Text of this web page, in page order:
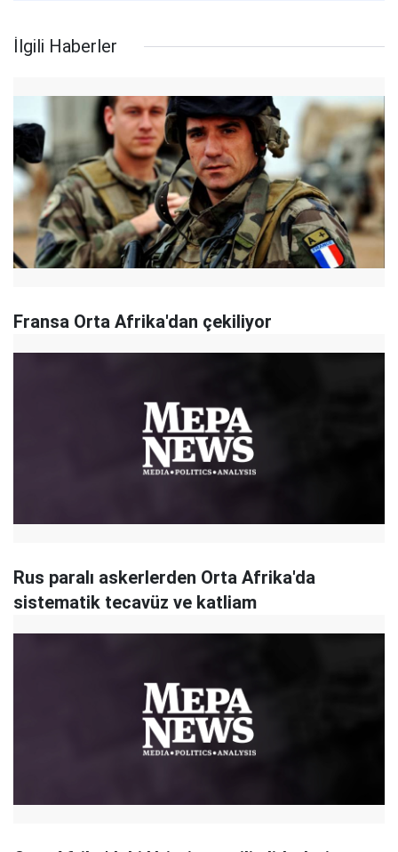
İlgili Haberler
Fransa Orta Afrika'dan çekiliyor
Rus paralı askerlerden Orta Afrika'da
sistematik tecavüz ve katliam